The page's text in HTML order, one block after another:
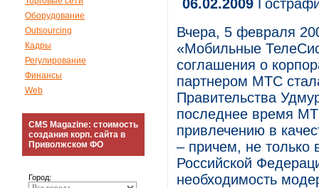
Оборудование
Outsourcing
Кадры
Регулирование
Финансы
Web
CMS Magazine: стоимость
создания корп. сайта в
Приволжском ФО
Город:
06.02.2009
Вчера, 5 февраля
«Мобильные
соглашения о
партнером МТС
Правительства
последнее время
привлечению в
– причем, не только
Российской
необходимость